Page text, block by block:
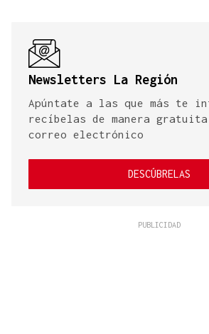
Newsletters La Región
Apúntate a las que más te
recíbelas de manera
correo electrónico
DESCÚBRELAS